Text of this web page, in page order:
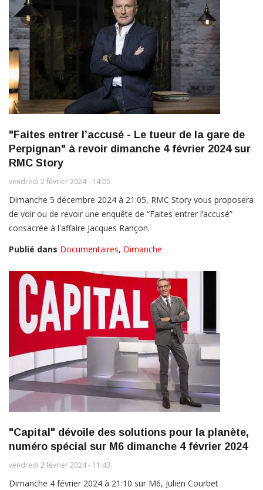
"Faites entrer l’accusé - Le tueur de la gare de
Perpignan" à revoir dimanche 4 février 2024 sur
RMC Story
vendredi 2 février 2024 - 14:05
Dimanche 5 décembre 2024 à 21:05, RMC Story vous proposera
de voir ou de revoir une enquête de “Faites entrer l’accusé”
consacrée à l'affaire Jacques Rançon.
Publié dans Documentaires, Dimanche
"Capital" dévoile des solutions pour la planète,
numéro spécial sur M6 dimanche 4 février 2024
vendredi 2 février 2024 - 11:43
Dimanche 4 février 2024 à 21:10 sur M6, Julien Courbet